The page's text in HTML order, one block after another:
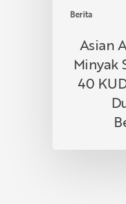
Berita
Provinsi
Dukung
Petani
Berkelanjutan
Asian
Minyak
40